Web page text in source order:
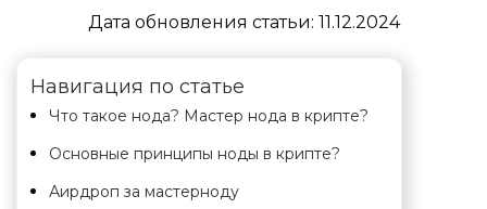
Дата обновления статьи: 11.12.2024
Навигация по статье
Что такое нода? Мастер нода в крипте?
Основные принципы ноды в крипте?
Аирдроп за мастерноду